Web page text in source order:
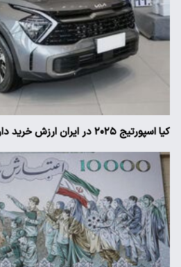
کیا اسپورتیج ۲۰۲۵ در ایران ارزش خرید دارد؟